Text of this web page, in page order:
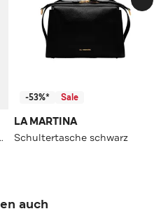
schwarz
-53%* Sale
LA MARTINA
Schultertasche schwarz
auch